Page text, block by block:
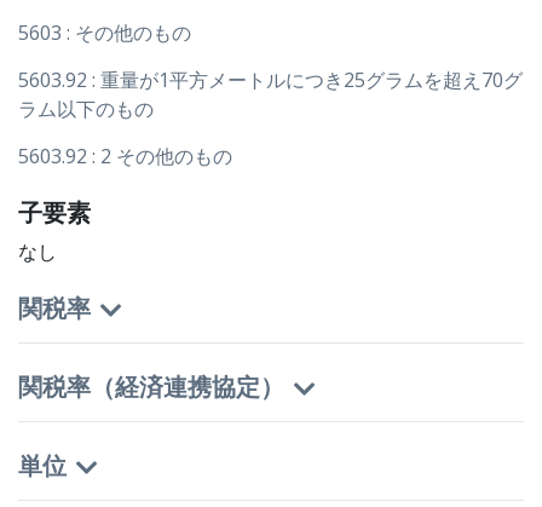
5603 : その他のもの
5603.92 : 重量が1平方メートルにつき25グラムを超え70グ
ラム以下のもの
5603.92 : 2 その他のもの
子要素
なし
関税率
関税率（経済連携協定）
単位